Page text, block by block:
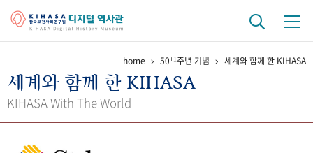
걸어온 길 기관 변천사 역대 기관장
home 50+1주년 기념 세계와 함께 한 KIHASA
세계와 함께 한 KIHASA
KIHASA With The World